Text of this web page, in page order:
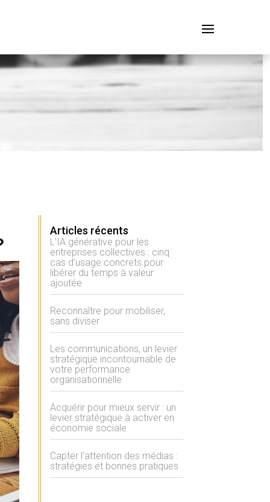
Articles récents
L’IA générative pour les
entreprises collectives : cinq
cas d’usage concrets pour
libérer du temps à valeur
ajoutée
Reconnaître pour mobiliser,
sans diviser
Les communications, un levier
stratégique incontournable de
votre performance
organisationnelle
Acquérir pour mieux servir : un
levier stratégique à activer en
économie sociale
Capter l’attention des médias :
stratégies et bonnes pratiques